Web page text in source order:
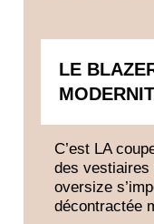
LE
C’est LA
des
oversize
décontractée